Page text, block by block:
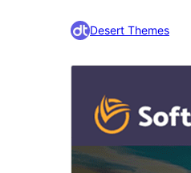
Desert Themes